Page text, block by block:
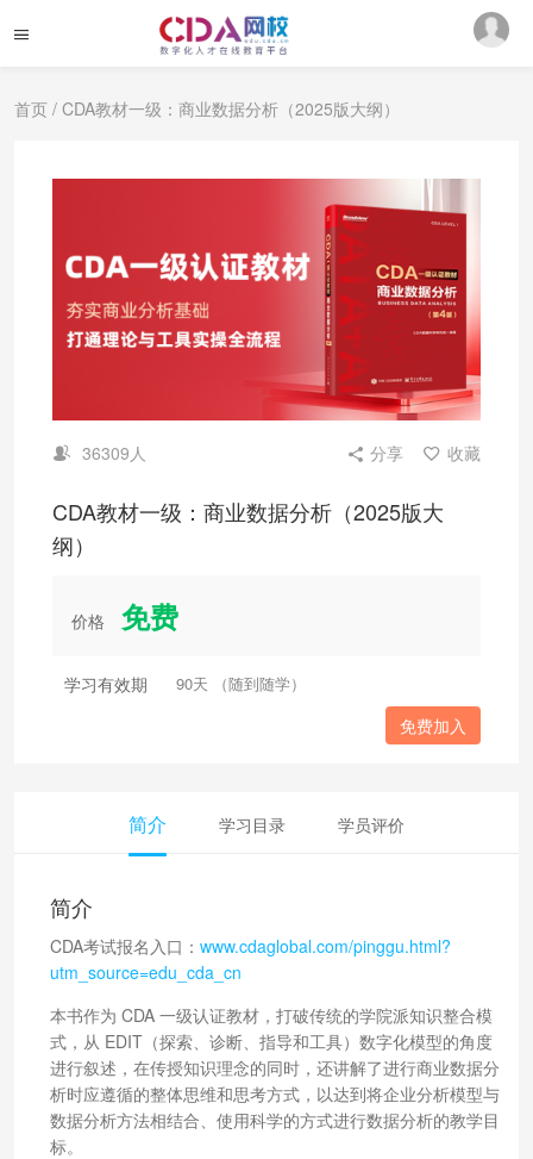
首页 / CDA教材一级：商业数据分析（2025版大纲）
36309人 分享 收藏
CDA教材一级：商业数据分析（2025版大
纲）
价格 免费
学习有效期 90天 （随到随学）
免费加入
简介 学习目录 学员评价
简介
CDA考试报名入口： www.cdaglobal.com/pinggu.html?
utm_source=edu_cda_cn
本书作为 CDA 一级认证教材，打破传统的学院派知识整合模
式，从 EDIT（探索、诊断、指导和工具）数字化模型的角度
进行叙述，在传授知识理念的同时，还讲解了进行商业数据分
析时应遵循的整体思维和思考方式，以达到将企业分析模型与
数据分析方法相结合、使用科学的方式进行数据分析的教学目
标。